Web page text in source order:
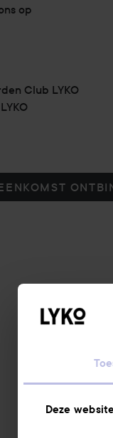
Deze
op
Club LYKO